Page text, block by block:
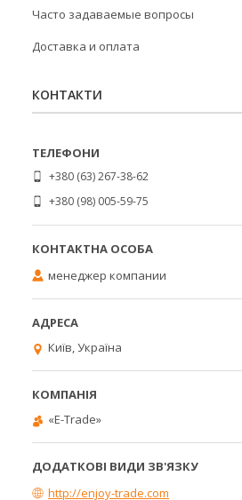
Часто задаваемые вопросы
Доставка и оплата
КОНТАКТИ
+380 (63) 267-38-62
+380 (98) 005-59-75
менеджер компании
Київ, Україна
«E-Trade»
http://enjoy-trade.com